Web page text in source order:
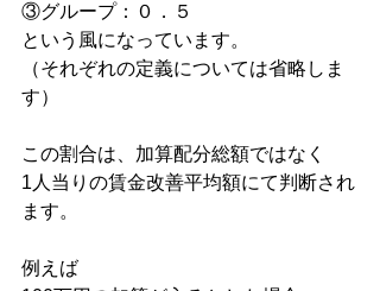
③グループ：０．５
という風になっています。
（それぞれの定義については省略しま
す）
この割合は、加算配分総額ではなく
1人当りの賃金改善平均額にて判断され
ます。
例えば